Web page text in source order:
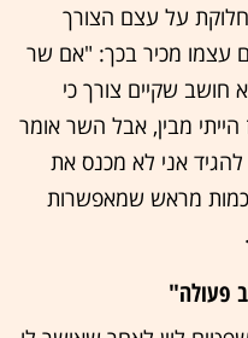
על עצם הצורך
עצמו מכיר בכך: "אם שר
שקיים צורך כי
אז הייתי מבין, אבל השר אומר
אני לא מכנס את
מראש שמאפשרות
פעולה"